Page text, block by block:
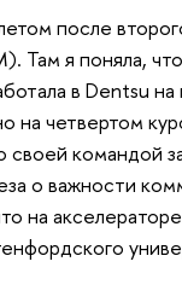
после
Там я поняла,
в Dentsu
на четвертом
командой
о важности
на